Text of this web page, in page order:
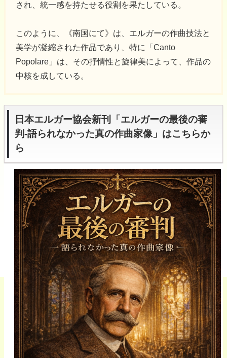
され、統一感を持たせる役割を果たしている。
このように、《南国にて》は、エルガーの作曲技法と
美学が凝縮された作品であり、特に「Canto
Popolare」は、その抒情性と旋律美によって、作品の
中核を成している。
日本エルガー協会新刊「エルガーの最後の審
判-語られなかった真の作曲家像」はこちらか
ら